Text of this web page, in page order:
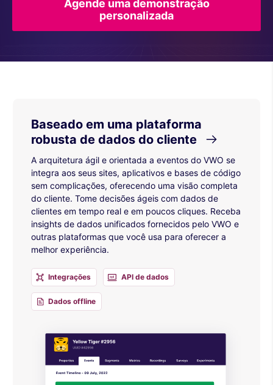
Agende uma demonstração
personalizada
Baseado em uma plataforma
robusta de dados do cliente
A arquitetura ágil e orientada a eventos do VWO se
integra aos seus sites, aplicativos e bases de código
sem complicações, oferecendo uma visão completa
do cliente. Tome decisões ágeis com dados de
clientes em tempo real e em poucos cliques. Receba
insights de dados unificados fornecidos pelo VWO e
outras plataformas que você usa para oferecer a
melhor experiência.
Integrações API de dados
Dados offline